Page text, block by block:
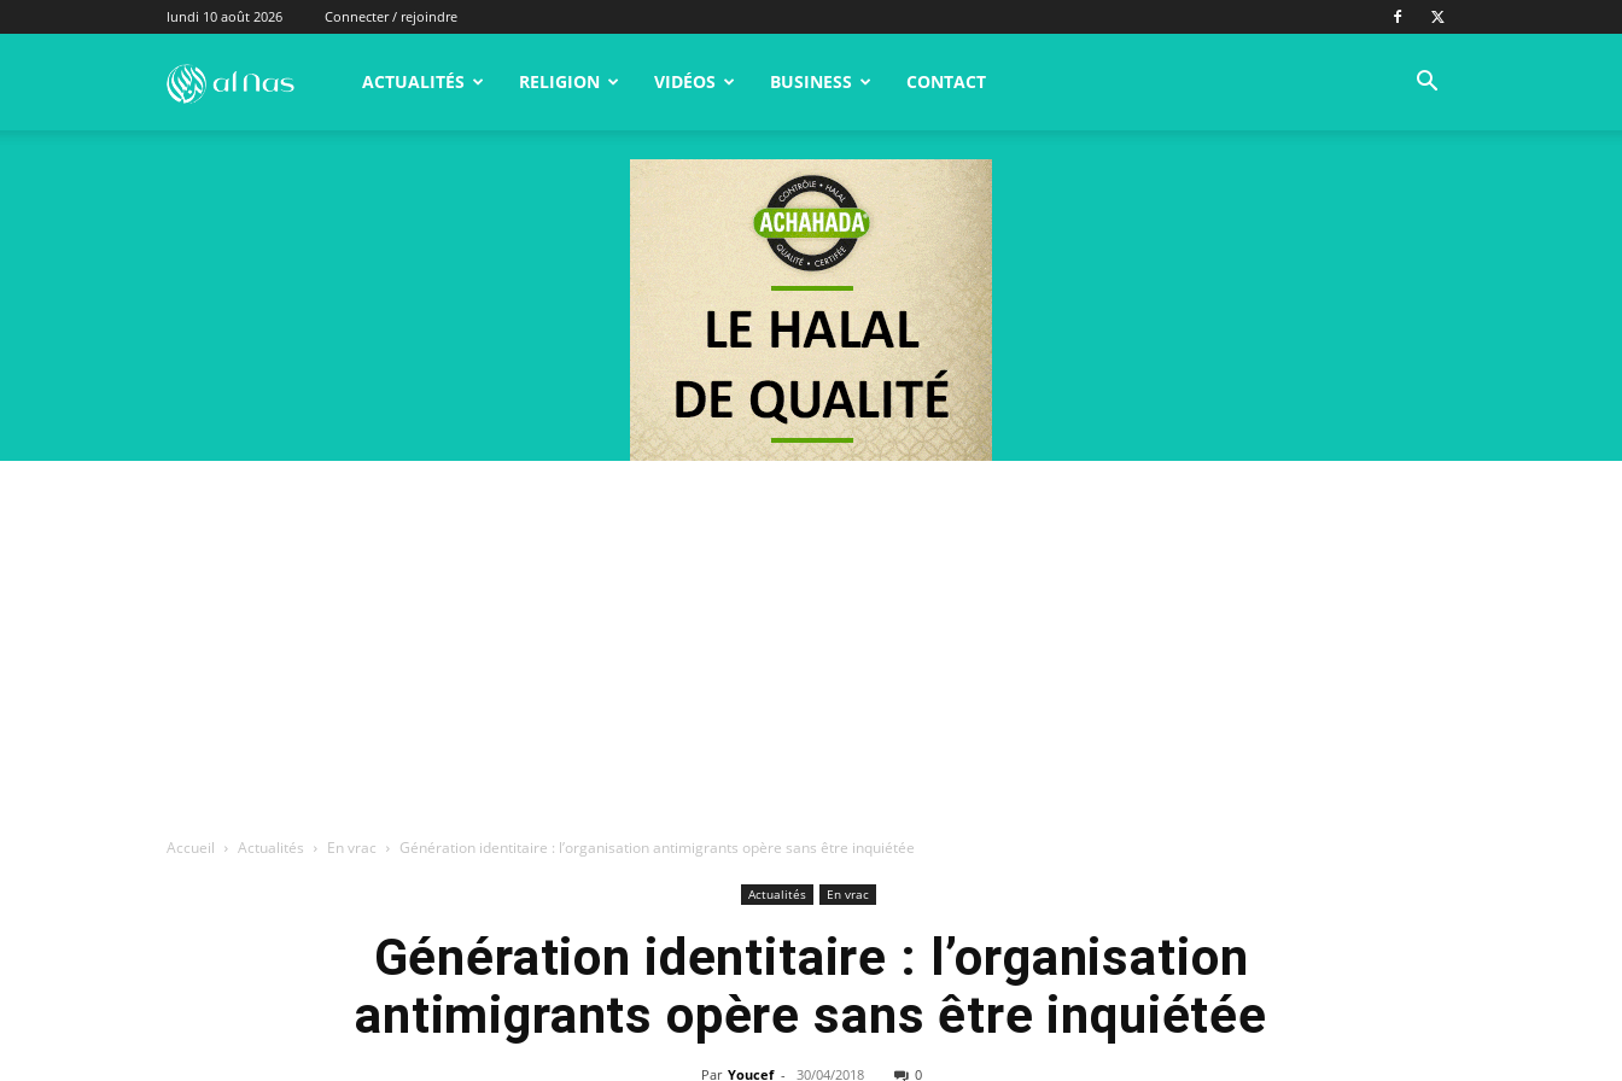
lundi 10 août 2026 Connecter / rejoindre
alNas.fr ACTUALITÉS RELIGION VIDÉOS BUSINESS CONTACT
Accueil Actualités En vrac Génération identitaire : l’organisation antimigrants opère sans être inquiétée
Actualités En vrac
Génération identitaire : l’organisation
antimigrants opère sans être inquiétée
Par Youcef - 30/04/2018 0